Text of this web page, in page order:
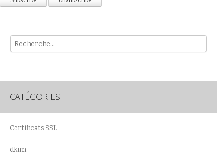
Rech
CATÉGORIES
Certificats SSL
dkim